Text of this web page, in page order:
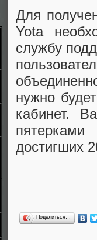
Для
Yota
службу
нужно
кабинет.
достигших
Поделиться…